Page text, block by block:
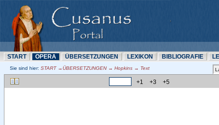
START OPERA ÜBERSETZUNN LEXIKON BIBLIOGRAFIE
Sie sind hier: START →ÜBERSETZUNN → Hopkins → Text
+1 +3 +5